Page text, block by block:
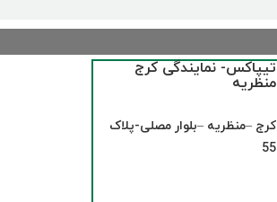
تیپاکس- نمایندگی کرج
منظریه
کرج –منظریه –بلوار مصلی-پلاک
55